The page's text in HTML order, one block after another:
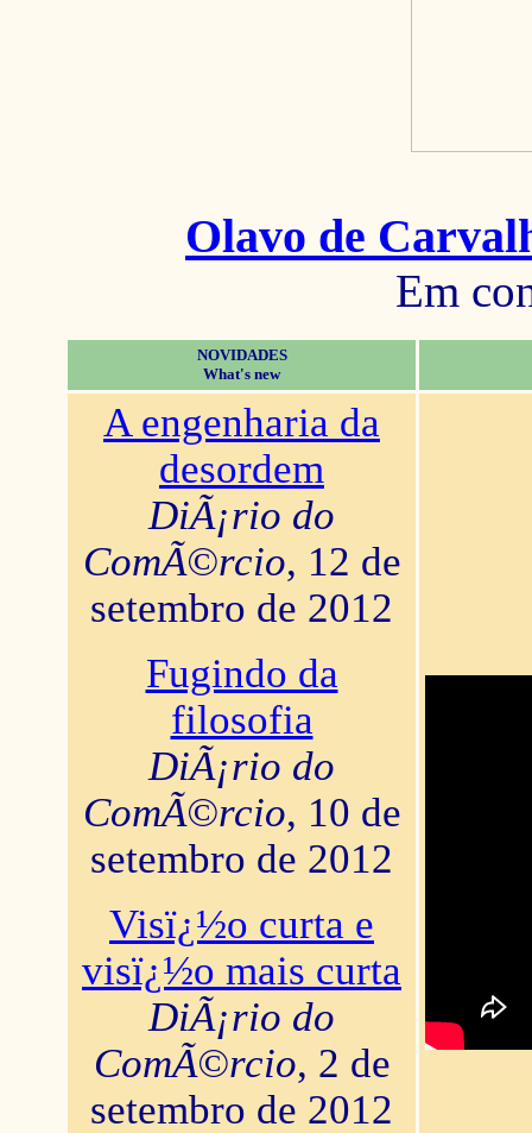
Olavo de
Em
NOVIDADES
What's new
A engenharia da
desordem
DiÃ¡rio do
ComÃ©rcio, 12 de
setembro de 2012
Fugindo da
filosofia
DiÃ¡rio do
ComÃ©rcio, 10 de
setembro de 2012
Visï¿½o curta e
visï¿½o mais curta
DiÃ¡rio do
ComÃ©rcio, 2 de
setembro de 2012